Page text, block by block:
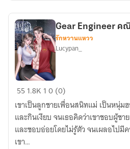
อี
บุ๊ก]
Gear
Engineer
คณิต
หวง
รัก
Gear Engineer ค
รักหวานแหวว
Lucypan_
55 1.8K 10 (0)
เขาเป็นลูกชายเพื่อนสนิทแม่ เป็นหนุ่ม
และกินเงียบ จนเธอคิดว่าเขาชอบผู้ช
และชอบอ่อยโดยไม่รู้ตัว จนเผลอไปมี
เขา…